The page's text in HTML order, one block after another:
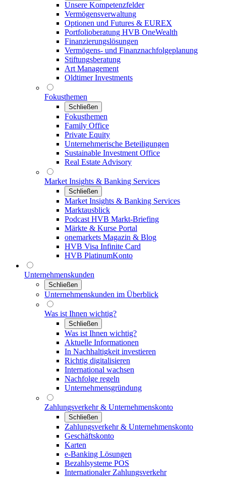
Unsere Kompetenzfelder
Vermögensverwaltung
Optionen und Futures & EUREX
Portfolioberatung HVB OneWealth
Finanzierungslösungen
Vermögens- und Finanznachfolgeplanung
Stiftungsberatung
Art Management
Oldtimer Investments
Fokusthemen
Schließen
Fokusthemen
Family Office
Private Equity
Unternehmerische Beteiligungen
Sustainable Investment Office
Real Estate Advisory
Market Insights & Banking Services
Schließen
Market Insights & Banking Services
Marktausblick
Podcast HVB Markt-Briefing
Märkte & Kurse Portal
onemarkets Magazin & Blog
HVB Visa Infinite Card
HVB PlatinumKonto
Unternehmenskunden
Schließen
Unternehmenskunden im Überblick
Was ist Ihnen wichtig?
Schließen
Was ist Ihnen wichtig?
Aktuelle Informationen
In Nachhaltigkeit investieren
Richtig digitalisieren
International wachsen
Nachfolge regeln
Unternehmensgründung
Zahlungsverkehr & Unternehmenskonto
Schließen
Zahlungsverkehr & Unternehmenskonto
Geschäftskonto
Karten
e-Banking Lösungen
Bezahlsysteme POS
Internationaler Zahlungsverkehr